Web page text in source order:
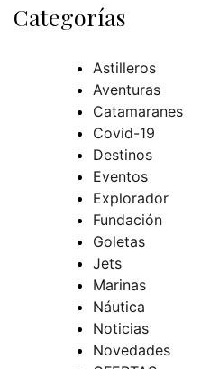
Categorías
Astilleros
Aventuras
Catamaranes
Covid-19
Destinos
Eventos
Explorador
Fundación
Goletas
Jets
Marinas
Náutica
Noticias
Novedades